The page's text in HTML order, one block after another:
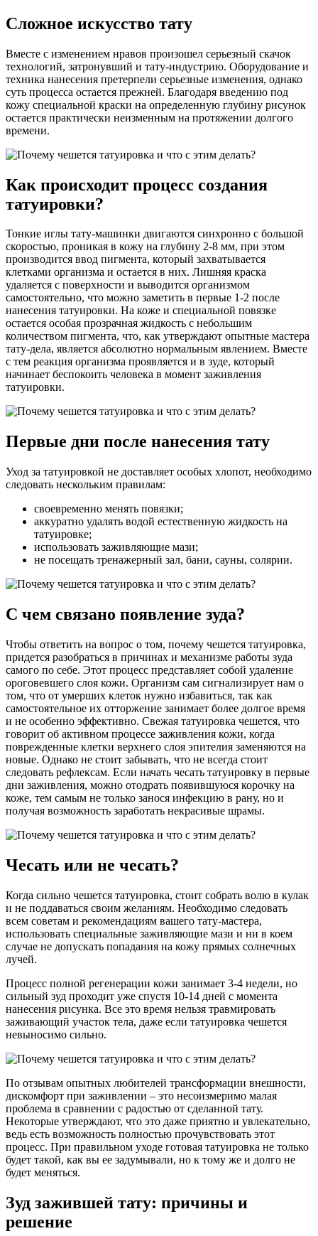
Сложное искусство тату
Вместе с изменением нравов произошел серьезный скачок
технологий, затронувший и тату-индустрию. Оборудование и
техника нанесения претерпели серьезные изменения, однако
суть процесса остается прежней. Благодаря введению под
кожу специальной краски на определенную глубину рисунок
остается практически неизменным на протяжении долгого
времени.
Как происходит процесс создания
татуировки?
Тонкие иглы тату-машинки двигаются синхронно с большой
скоростью, проникая в кожу на глубину 2-8 мм, при этом
производится ввод пигмента, который захватывается
клетками организма и остается в них. Лишняя краска
удаляется с поверхности и выводится организмом
самостоятельно, что можно заметить в первые 1-2 после
нанесения татуировки. На коже и специальной повязке
остается особая прозрачная жидкость с небольшим
количеством пигмента, что, как утверждают опытные мастера
тату-дела, является абсолютно нормальным явлением. Вместе
с тем реакция организма проявляется и в зуде, который
начинает беспокоить человека в момент заживления
татуировки.
Первые дни после нанесения тату
Уход за татуировкой не доставляет особых хлопот, необходимо
следовать нескольким правилам:
своевременно менять повязки;
аккуратно удалять водой естественную жидкость на
татуировке;
использовать заживляющие мази;
не посещать тренажерный зал, бани, сауны, солярии.
С чем связано появление зуда?
Чтобы ответить на вопрос о том, почему чешется татуировка,
придется разобраться в причинах и механизме работы зуда
самого по себе. Этот процесс представляет собой удаление
ороговевшего слоя кожи. Организм сам сигнализирует нам о
том, что от умерших клеток нужно избавиться, так как
самостоятельное их отторжение занимает более долгое время
и не особенно эффективно. Свежая татуировка чешется, что
говорит об активном процессе заживления кожи, когда
поврежденные клетки верхнего слоя эпителия заменяются на
новые. Однако не стоит забывать, что не всегда стоит
следовать рефлексам. Если начать чесать татуировку в первые
дни заживления, можно отодрать появившуюся корочку на
коже, тем самым не только занося инфекцию в рану, но и
получая возможность заработать некрасивые шрамы.
Чесать или не чесать?
Когда сильно чешется татуировка, стоит собрать волю в кулак
и не поддаваться своим желаниям. Необходимо следовать
всем советам и рекомендациям вашего тату-мастера,
использовать специальные заживляющие мази и ни в коем
случае не допускать попадания на кожу прямых солнечных
лучей.
Процесс полной регенерации кожи занимает 3-4 недели, но
сильный зуд проходит уже спустя 10-14 дней с момента
нанесения рисунка. Все это время нельзя травмировать
заживающий участок тела, даже если татуировка чешется
невыносимо сильно.
По отзывам опытных любителей трансформации внешности,
дискомфорт при заживлении – это несоизмеримо малая
проблема в сравнении с радостью от сделанной тату.
Некоторые утверждают, что это даже приятно и увлекательно,
ведь есть возможность полностью прочувствовать этот
процесс. При правильном уходе готовая татуировка не только
будет такой, как вы ее задумывали, но к тому же и долго не
будет меняться.
Зуд зажившей тату: причины и
решение